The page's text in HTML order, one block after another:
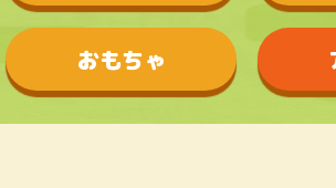
おもちゃ